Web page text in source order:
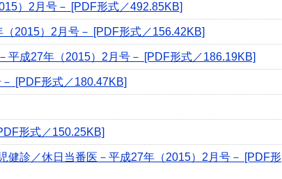
）2月号－ [PDF形式／492.85KB]
2015）2月号－ [PDF形式／156.42KB]
平成27年（2015）2月号－ [PDF形式／186.19KB]
[PDF形式／180.47KB]
形式／150.25KB]
健診／休日当番医－平成27年（2015）2月号－ [PDF形